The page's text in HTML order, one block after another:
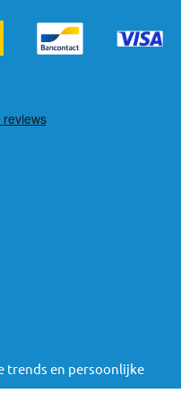
zijn al geschikt
met een speciale
in een veilige, licht
rechtop hoeft te zitten.
alleen wanneer het
vanaf
meestal zelfstandig
kan blijven zitten,
heeft in de nek en rug.
een zittende houding
je start met de eerste
zitten om veilig te eten.
trends en persoonlijke